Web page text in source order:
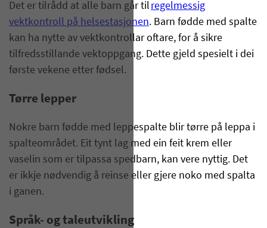
Det er tilrådd at alle barn går til regelmessig
vektkontroll på helsestasjonen. Barn fødde med spalte
kan ha nytte av vektkontrollar oftare, for å sikre
tilfredsstillande vektoppgang. Dette gjeld spesielt i dei
første vekene etter fødsel.
Tørre lepper
Nokre barn fødde med leppespalte blir tørre på leppa i
spalteområdet. Eit tynt lag med ein feit krem eller
vaselin som er tilpassa spedbarn, kan vere nyttig. Det
er ikkje nødvendig å reinse eller gjere noko med spalta
i ganen.
Språk- og taleutvikling